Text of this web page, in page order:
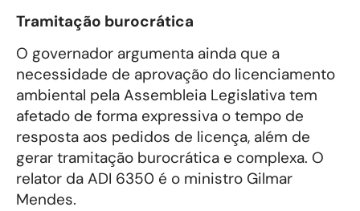
Tramitação burocrática
O governador argumenta ainda que a
necessidade de aprovação do licenciamento
ambiental pela Assembleia Legislativa tem
afetado de forma expressiva o tempo de
resposta aos pedidos de licença, além de
gerar tramitação burocrática e complexa. O
relator da ADI 6350 é o ministro Gilmar
Mendes.